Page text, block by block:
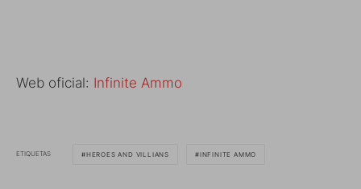
Web oficial: Infinite Ammo
ETIQUETAS HEROES AND VILLIANS INFINITE AMMO